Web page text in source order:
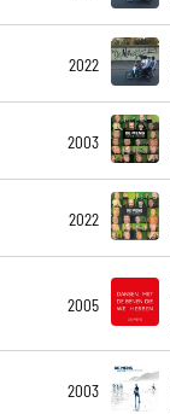
2022
2003
2022
2005
2003